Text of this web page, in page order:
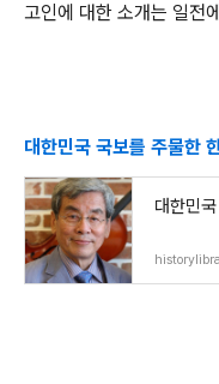
고인에 대한 소개는 일전
대한민국 국보를 주물한
대한민